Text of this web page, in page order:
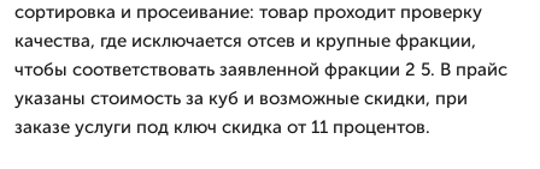
сортировка и просеивание: товар проходит проверку
качества, где исключается отсев и крупные фракции,
чтобы соответствовать заявленной фракции 2 5. В прайс
указаны стоимость за куб и возможные скидки, при
заказе услуги под ключ скидка от 11 процентов.